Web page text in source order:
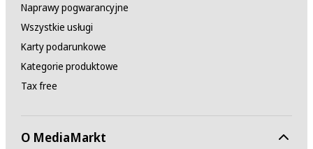
Naprawy pogwarancyjne
Wszystkie usługi
Karty podarunkowe
Kategorie produktowe
Tax free
O MediaMarkt